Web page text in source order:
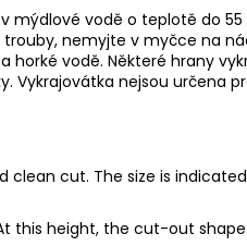
mýdlové vodě o teplotě do 55
nemyjte v myčce na
horké vodě. Některé hrany
Vykrajovátka nejsou určena
cut. The size is
this height, the cut-out